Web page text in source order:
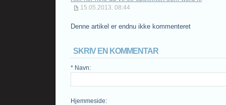
15.05.2013. 08:44
Denne artikel er endnu ikke kommenteret
SKRIV EN KOMMENTAR
* Navn:
Hjemmeside: